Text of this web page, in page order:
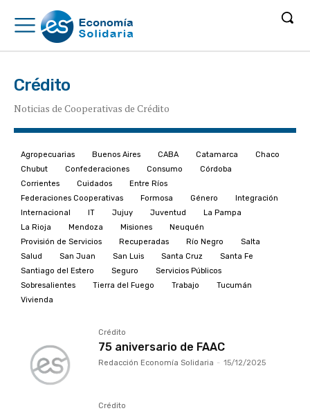
Crédito
Noticias de Cooperativas de Crédito
Agropecuarias Buenos Aires CABA Catamarca
Chaco
Chubut
Confederaciones Consumo
Córdoba
Corrientes
Cuidados
Entre Ríos
Federaciones Cooperativas
Formosa Género
Integración
Internacional
IT Jujuy Juventud
La Pampa
La Rioja
Mendoza Misiones
Neuquén
Provisión de Servicios
Recuperadas Río Negro
Salta
Salud
San Juan San Luis Santa Cruz
Santa Fe
Santiago del Estero
Seguro
Servicios Públicos
Sobresalientes
Tierra del Fuego Trabajo
Tucumán
Vivienda
Crédito
75 aniversario de FAAC
Redacción Economía Solidaria - 15/12/2025
Crédito